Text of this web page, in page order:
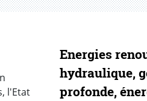
l'Etat
Energies
hydraulique,
profonde,